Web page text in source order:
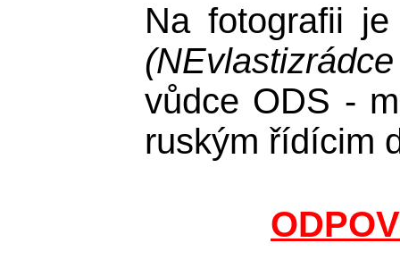
Na fotografii
vůdce ODS -
ruským řídícim